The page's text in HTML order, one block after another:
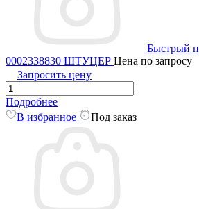
Быстрый
0002338830 ШТУЦЕР Цена по запросу
Запросить цену
Подробнее
В избранное
Под заказ